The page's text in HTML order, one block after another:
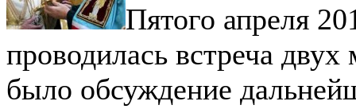
Пятого апреля
проводилась встреча
было обсуждение